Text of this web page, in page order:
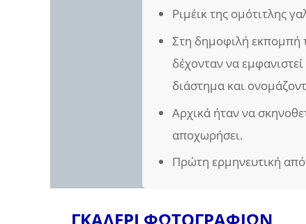
Ριμέικ της ομότιτλης
Στη δημοφιλή εκπομπή
δέχονταν να
διάστημα και
Αρχικά ήταν να
αποχωρήσει.
Πρώτη ερμηνευτική